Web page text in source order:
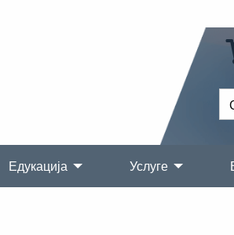
Едукација Услуге